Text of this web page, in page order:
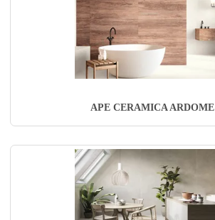
APE CERAMICA ARDOME